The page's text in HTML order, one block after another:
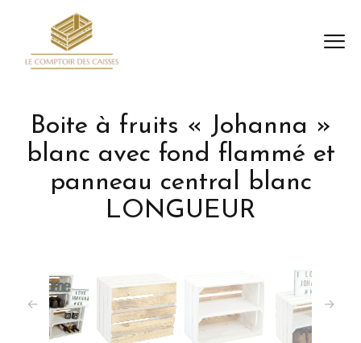
Boite à fruits « Johanna »
blanc avec fond flammé et
panneau central blanc
LONGUEUR